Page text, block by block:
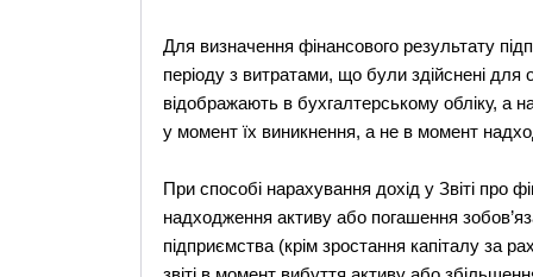
Для визначення фінансового результату
періоду з витратами, що були здійснені
відображають в бухгалтерському обліку, а
у момент їх виникнення, а не в момент
При способі нарахування дохід у Звіті про
надходження активу або погашення
підприємства (крім зростання капіталу за